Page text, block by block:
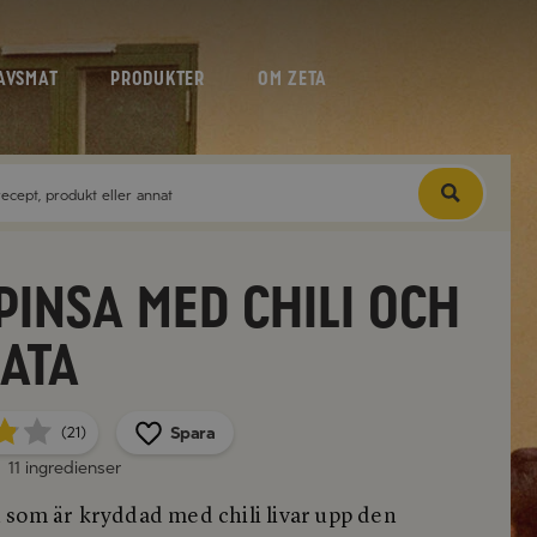
PRODUKTER OM ZETA
med chili och
(21)
Spara
11 ingredienser
som är kryddad med chili livar upp den